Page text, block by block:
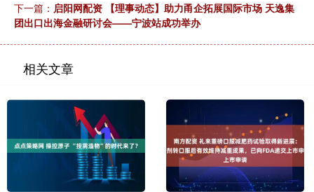
下一篇： 启阳网配资 【理事动态】助力甬企拓展国际市场 天逸集
团出口出海金融研讨会——宁波站成功举办
相关文章